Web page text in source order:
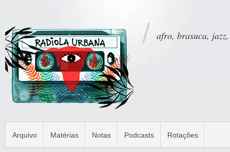
afro, brasuca,
Arquivo Matérias Notas Podcasts Rotações